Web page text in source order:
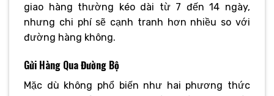
giao hàng thường kéo dài từ 7 đến 14 ngày,
nhưng chi phí sẽ cạnh tranh hơn nhiều so với
đường hàng không.
Gửi Hàng Qua Đường Bộ
Mặc dù không phổ biến như hai phương thức